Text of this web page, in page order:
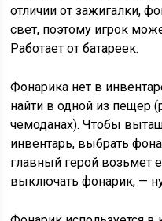
отличии от зажигалки,
свет, поэтому игрок
Работает от батареек.
Фонарика нет в
найти в одной из пещер
чемоданах). Чтобы
инвентарь, выбрать
главный герой возьмет
выключать фонарик, —